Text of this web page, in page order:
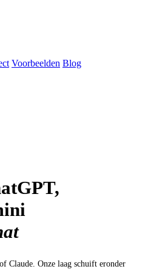
Voorbeelden Blog
Claude. Onze laag schuift eronder